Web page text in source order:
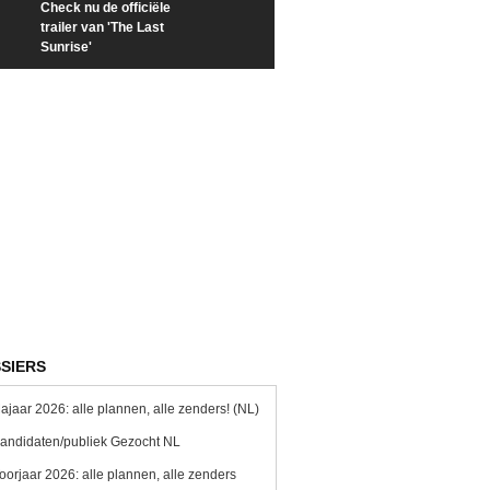
Check nu de officiële
trailer van 'The Last
Sunrise'
2026: alle plannen, alle zenders! (NL)
publiek Gezocht NL
2026: alle plannen, alle zenders